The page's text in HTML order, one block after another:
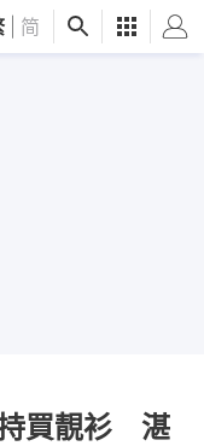
简
持買靚衫 湛